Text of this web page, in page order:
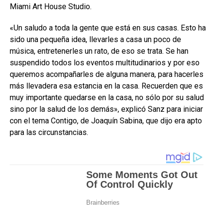
Miami Art House Studio.
«Un saludo a toda la gente que está en sus casas. Esto ha
sido una pequeña idea, llevarles a casa un poco de
música, entretenerles un rato, de eso se trata. Se han
suspendido todos los eventos multitudinarios y por eso
queremos acompañarles de alguna manera, para hacerles
más llevadera esa estancia en la casa. Recuerden que es
muy importante quedarse en la casa, no sólo por su salud
sino por la salud de los demás», explicó Sanz para iniciar
con el tema Contigo, de Joaquín Sabina, que dijo era apto
para las circunstancias.